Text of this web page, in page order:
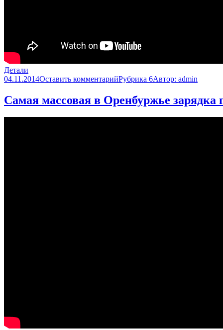
Детали
04.11.2014Оставить комментарийРубрика 6Автор: admin
Самая массовая в Оренбуржье зарядка